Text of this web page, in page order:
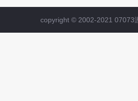
copyright © 2002-2021 07073